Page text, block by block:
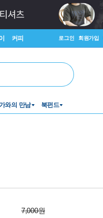
커피 로그인 회원가입
와의 만남 북펀드
7,000원